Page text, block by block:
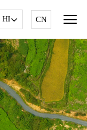
HI CN